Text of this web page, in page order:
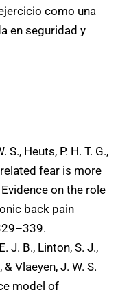
como una
en seguridad y
S., Heuts, P. H. T. G.,
fear is more
on the role
back pain
J. B., Linton, S. J.,
Vlaeyen, J. W. S.
model of